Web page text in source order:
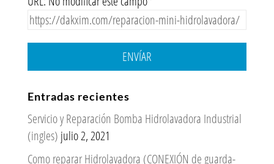
ENVÍAR
Entradas recientes
Servicio y Reparación Bomba Hidrolavadora Industrial
(ingles) julio 2, 2021
Como reparar Hidrolavadora (CONEXIÓN de guarda-